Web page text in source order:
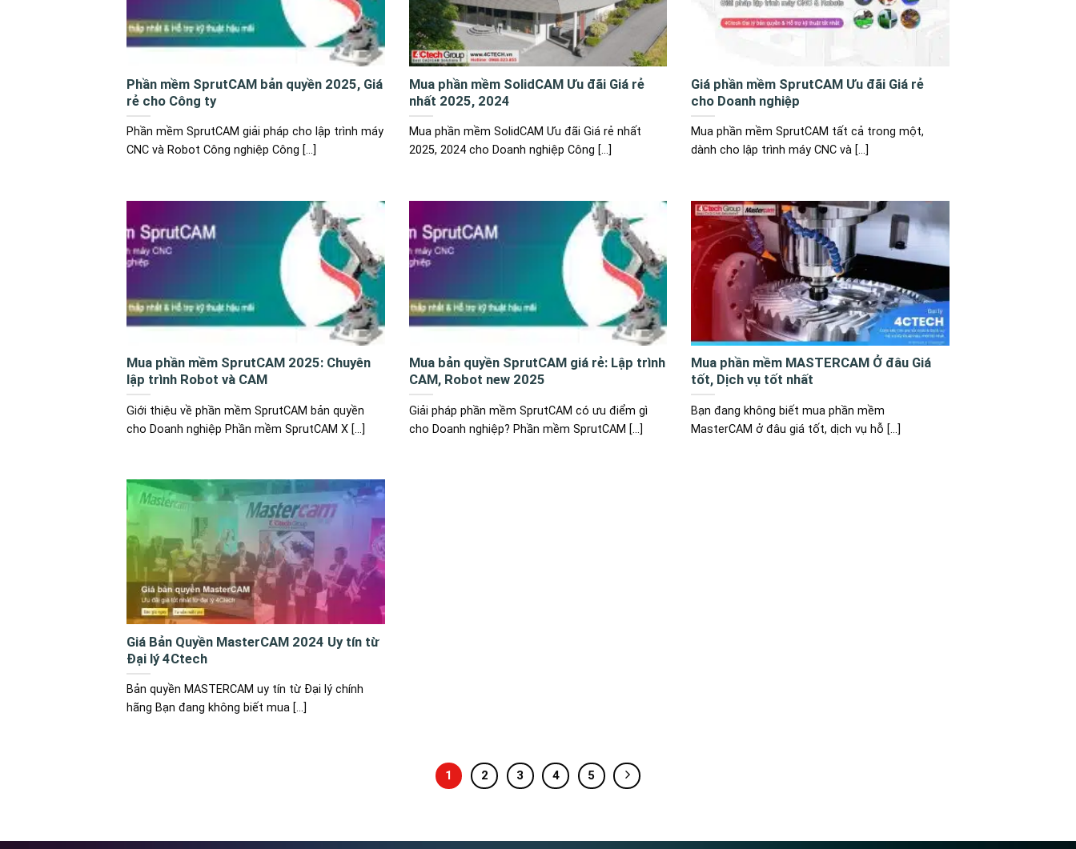
Phần mềm SprutCAM bản quyền 2025, Giá
rẻ cho Công ty
Phần mềm SprutCAM giải pháp cho lập trình máy
CNC và Robot Công nghiệp Công [...]
Mua phần mềm SolidCAM Ưu đãi Giá rẻ
nhất 2025, 2024
Mua phần mềm SolidCAM Ưu đãi Giá rẻ nhất
2025, 2024 cho Doanh nghiệp Công [...]
Giá phần mềm SprutCAM Ưu đãi Giá rẻ
cho Doanh nghiệp
Mua phần mềm SprutCAM tất cả trong một,
dành cho lập trình máy CNC và [...]
Mua phần mềm SprutCAM 2025: Chuyên
lập trình Robot và CAM
Giới thiệu về phần mềm SprutCAM bản quyền
cho Doanh nghiệp Phần mềm SprutCAM X [...]
Mua bản quyền SprutCAM giá rẻ: Lập trình
CAM, Robot new 2025
Giải pháp phần mềm SprutCAM có ưu điểm gì
cho Doanh nghiệp? Phần mềm SprutCAM [...]
Mua phần mềm MASTERCAM Ở đâu Giá
tốt, Dịch vụ tốt nhất
Bạn đang không biết mua phần mềm
MasterCAM ở đâu giá tốt, dịch vụ hỗ [...]
Giá Bản Quyền MasterCAM 2024 Uy tín từ
Đại lý 4Ctech
Bản quyền MASTERCAM uy tín từ Đại lý chính
hãng Bạn đang không biết mua [...]
1 2 3 4 5